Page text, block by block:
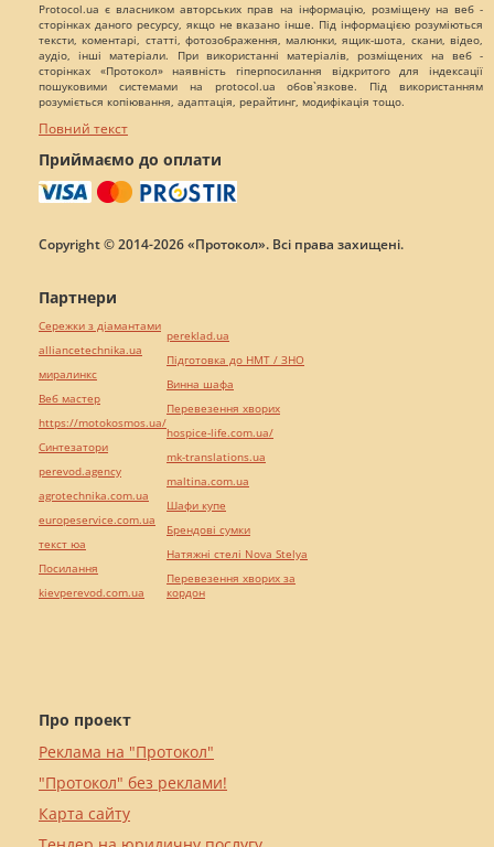
Protocol.ua є власником авторських прав на інформацію, розміщену на веб -
сторінках даного ресурсу, якщо не вказано інше. Під інформацією розуміються
тексти, коментарі, статті, фотозображення, малюнки, ящик-шота, скани, відео,
аудіо, інші матеріали. При використанні матеріалів, розміщених на веб -
сторінках «Протокол» наявність гіперпосилання відкритого для індексації
пошуковими системами на protocol.ua обов`язкове. Під використанням
розуміється копіювання, адаптація, рерайтинг, модифікація тощо.
Повний текст
Приймаємо до оплати
Copyright © 2014-2026 «Протокол». Всі права захищені.
Про проект
Реклама на "Протокол"
"Протокол" без реклами!
Карта сайту
Партнери
Сережки з діамантами
alliancetechnika.ua
миралинкс
Веб мастер
https://motokosmos.ua/
Синтезатори
perevod.agency
agrotechnika.com.ua
europeservice.com.ua
текст юа
Посилання
kievperevod.com.ua
pereklad.ua
Підготовка до НМТ / ЗНО
Винна шафа
Перевезення хворих
hospice-life.com.ua/
mk-translations.ua
maltina.com.ua
Шафи купе
Брендові сумки
Натяжні стелі Nova Stelya
Перевезення хворих за
кордон